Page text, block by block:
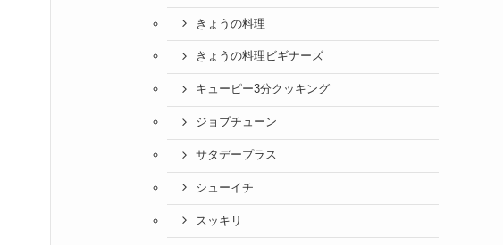
きょうの料理
きょうの料理ビギナーズ
キューピー3分クッキング
ジョブチューン
サタデープラス
シューイチ
スッキリ